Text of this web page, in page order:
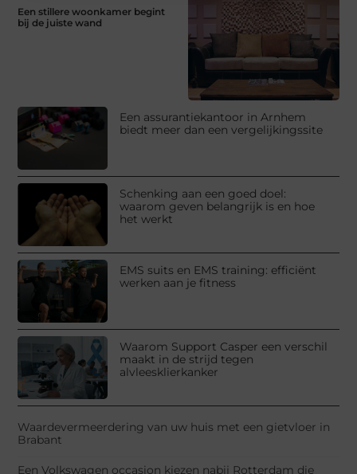
Een stillere woonkamer begint
bij de juiste wand
Een assurantiekantoor in Arnhem
biedt meer dan een vergelijkingssite
Schenking aan een goed doel:
waarom geven belangrijk is en hoe
het werkt
EMS suits en EMS training: efficiënt
werken aan je fitness
Waarom Support Casper een verschil
maakt in de strijd tegen
alvleesklierkanker
Waardevermeerdering van uw huis met een gietvloer in
Brabant
Een Volkswagen occasion kiezen nabij Rotterdam die